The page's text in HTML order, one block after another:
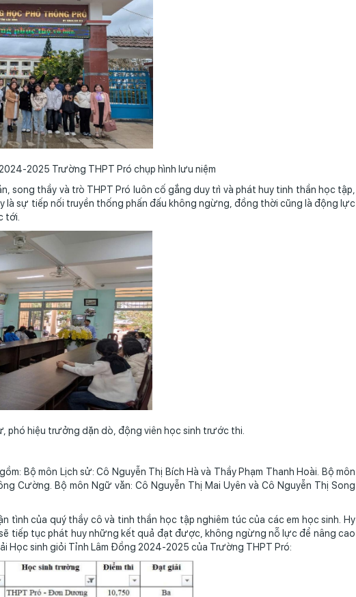
2025 Trường THPT Pró chụp hình lưu niệm
thầy và trò THPT Pró luôn cố gắng duy trì và phát huy tinh thần học tập,
là sự tiếp nối truyền thống phấn đấu không ngừng, đồng thời cũng là động lực
tới.
phó hiệu trưởng dặn dò, động viên học sinh trước thi.
môn Lịch sử: Cô Nguyễn Thị Bích Hà và Thầy Phạm Thanh Hoài. Bộ môn
Cường. Bộ môn Ngữ văn: Cô Nguyễn Thị Mai Uyên và Cô Nguyễn Thị Song
quý thầy cô và tinh thần học tập nghiêm túc của các em học sinh. Hy
tiếp tục phát huy những kết quả đạt được, không ngừng nỗ lực để nâng cao
Học sinh giỏi Tỉnh Lâm Đồng 2024-2025 của Trường THPT Pró: